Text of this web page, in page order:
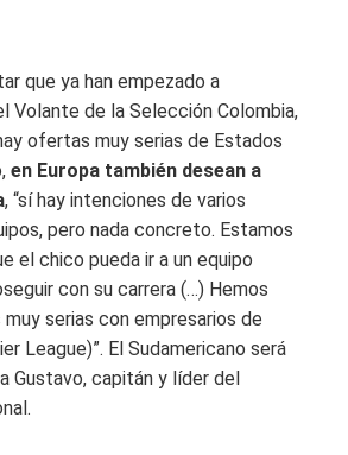
que ya han empezado a
Volante de la Selección Colombia,
ofertas muy serias de Estados
en Europa también desean a
, “sí hay intenciones de varios
pero nada concreto. Estamos
el chico pueda ir a un equipo
con su carrera (…) Hemos
serias con empresarios de
League)”. El Sudamericano será
Gustavo, capitán y líder del